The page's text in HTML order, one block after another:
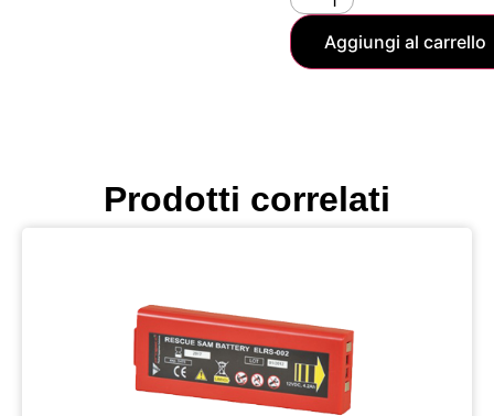
Aggiungi al carrello
Prodotti correlati